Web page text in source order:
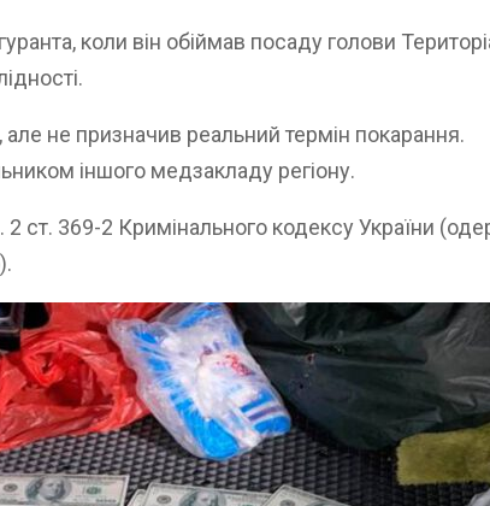
коли він обіймав посаду голови
не призначив реальний термін покарання.
іншого медзакладу регіону.
ст. 369-2 Кримінального кодексу України